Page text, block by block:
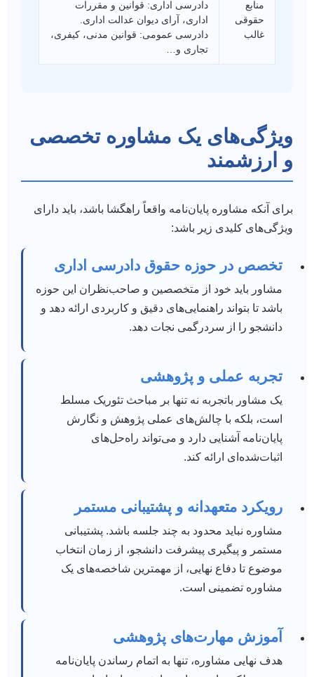
منابع
حقوقی
غالب
دادرسی اداری: قوانین و مقررات
اداری، آرای دیوان عدالت اداری.
دادرسی عمومی: قوانین مدنی، کیفری،
تجاری و…
ویژگی‌های یک مشاوره تخصصی
و ارزشمند
برای آنکه مشاوره پایان‌نامه واقعاً راهگشا باشد، باید دارای
ویژگی‌های کلیدی زیر باشد:
تخصص در حوزه حقوق دادرسی اداری
مشاور باید خود از متخصصین و صاحب‌نظران این حوزه
باشد تا بتواند راهنمایی‌های دقیق و کاربردی ارائه دهد و
دانشجو را از سردرگمی نجات دهد.
تجربه عملی و پژوهشی
یک مشاور باتجربه نه تنها بر مباحث تئوریک مسلط
است، بلکه با چالش‌های عملی پژوهش و نگارش
پایان‌نامه آشنایی دارد و می‌تواند راه‌حل‌های
اثبات‌شده‌ای ارائه کند.
رویکرد متعهدانه و پشتیبانی مستمر
مشاوره نباید محدود به چند جلسه باشد. پشتیبانی
مستمر و پیگیری پیشرفت دانشجو، از زمان انتخاب
موضوع تا دفاع نهایی، از مهمترین شاخصه‌های یک
مشاوره تضمینی است.
آموزش مهارت‌های پژوهشی
هدف نهایی مشاوره، تنها به اتمام رساندن پایان‌نامه